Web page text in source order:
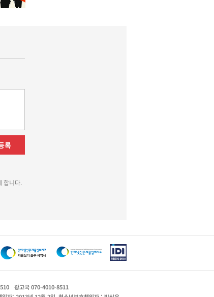
록
합니다.
광고국 070-4010-8511